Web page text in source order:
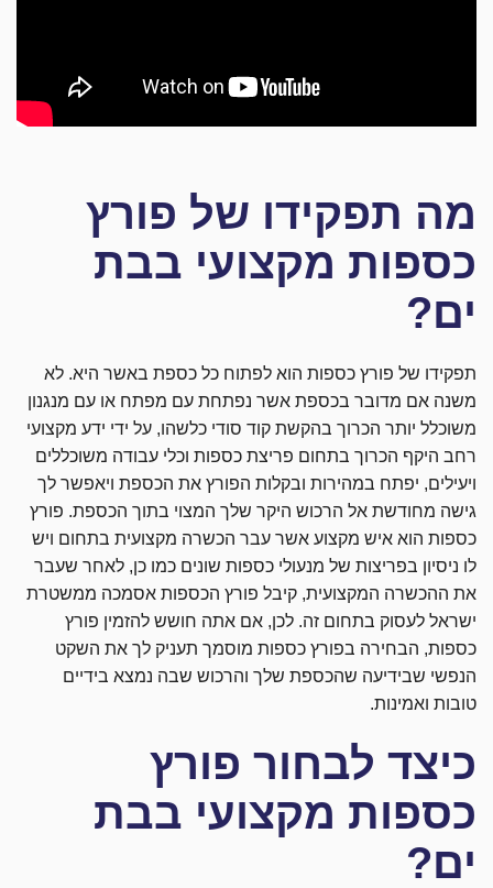
מה תפקידו של פורץ
כספות מקצועי בבת
ים?
תפקידו של פורץ כספות הוא לפתוח כל כספת באשר היא. לא
משנה אם מדובר בכספת אשר נפתחת עם מפתח או עם מנגנון
משוכלל יותר הכרוך בהקשת קוד סודי כלשהו, על ידי ידע מקצועי
רחב היקף הכרוך בתחום פריצת כספות וכלי עבודה משוכללים
ויעילים, יפתח במהירות ובקלות הפורץ את הכספת ויאפשר לך
גישה מחודשת אל הרכוש היקר שלך המצוי בתוך הכספת. פורץ
כספות הוא איש מקצוע אשר עבר הכשרה מקצועית בתחום ויש
לו ניסיון בפריצות של מנעולי כספות שונים כמו כן, לאחר שעבר
את ההכשרה המקצועית, קיבל פורץ הכספות אסמכה ממשטרת
ישראל לעסוק בתחום זה. לכן, אם אתה חושש להזמין פורץ
כספות, הבחירה בפורץ כספות מוסמך תעניק לך את השקט
הנפשי שבידיעה שהכספת שלך והרכוש שבה נמצא בידיים
טובות ואמינות.
כיצד לבחור פורץ
כספות מקצועי בבת
ים?